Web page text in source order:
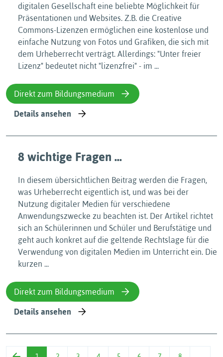
digitalen Gesellschaft eine beliebte Möglichkeit für
Präsentationen und Websites. Z.B. die Creative
Commons-Lizenzen ermöglichen eine kostenlose und
einfache Nutzung von Fotos und Grafiken, die sich mit
dem Urheberrecht verträgt. Allerdings: "Unter freier
Lizenz" bedeutet nicht "lizenzfrei" - im ...
Direkt zum Bildungsmedium
Details ansehen
8 wichtige Fragen ...
In diesem übersichtlichen Beitrag werden die Fragen,
was Urheberrecht eigentlich ist, und was bei der
Nutzung digitaler Medien für verschiedene
Anwendungszwecke zu beachten ist. Der Artikel richtet
sich an Schülerinnen und Schüler und Berufstätige und
geht auch konkret auf die geltende Rechtslage für die
Verwendung von digitalen Medien im Unterricht ein. Die
kurzen ...
Direkt zum Bildungsmedium
Details ansehen